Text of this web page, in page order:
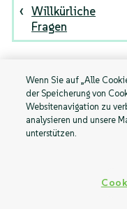
Willkürliche
Fragen
Wenn Sie auf „Alle
der Speicherung von
Websitenavigation zu
analysieren und unsere
unterstützen.